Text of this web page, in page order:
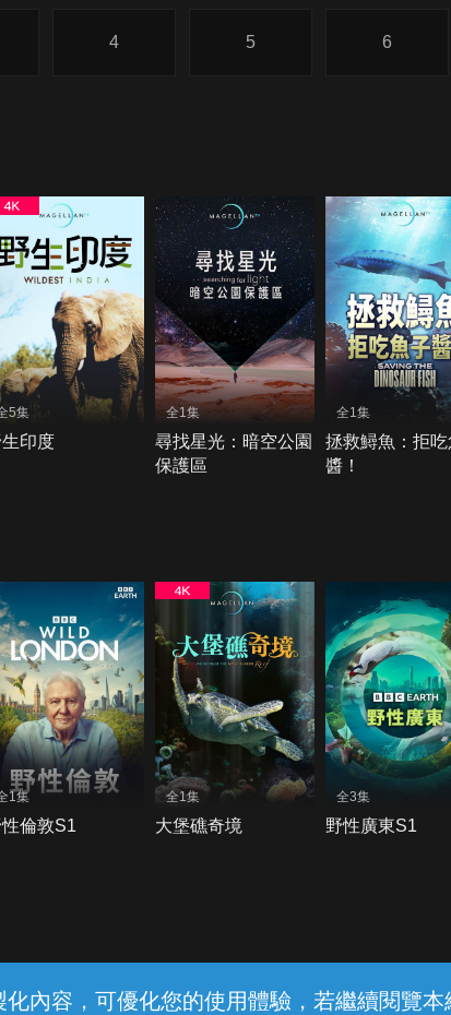
內容，可優化您的使用體驗，若繼續閱覽
4 5 6
5集
印度
全1集
尋找星光：暗空公園
保護區
全1集
拯救鱘魚：拒吃
醬！
1集
性倫敦S1
全1集
大堡礁奇境
全3集
野性廣東S1
線上客服 服務條款 隱私權